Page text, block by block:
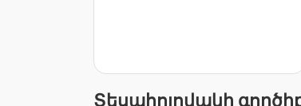
Տեսահոլովակի